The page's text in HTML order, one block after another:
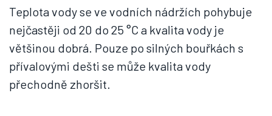
Teplota vody se ve vodních nádržích pohybuje
nejčastěji od 20 do 25 °C a kvalita vody je
většinou dobrá. Pouze po silných bouřkách s
přívalovými dešti se může kvalita vody
přechodně zhoršit.